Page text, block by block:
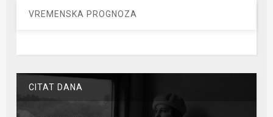
VREMENSKA PROGNOZA
CITAT DANA